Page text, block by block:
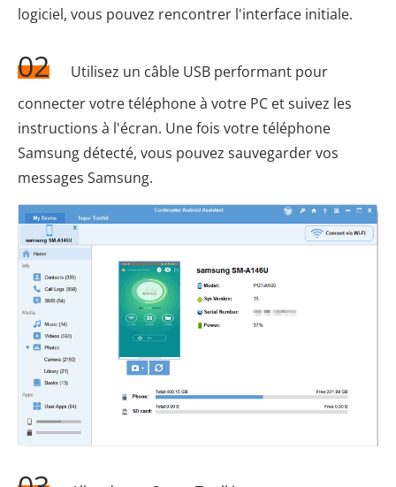
logiciel, vous pouvez rencontrer l'interface initiale.
02
Utilisez un câble USB performant pour
connecter votre téléphone à votre PC et suivez les
instructions à l'écran. Une fois votre téléphone
Samsung détecté, vous pouvez sauvegarder vos
messages Samsung.